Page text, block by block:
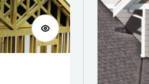
Voir le produit